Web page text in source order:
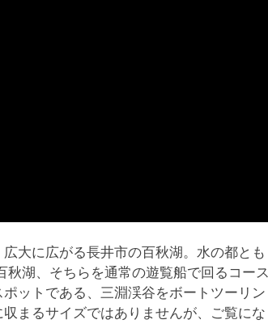
大に広がる長井市の百秋湖。水の都とも
湖、そちらを通常の遊覧船で回るコース
ットである、三淵渓谷をボートツーリン
まるサイズではありませんが、ご覧にな